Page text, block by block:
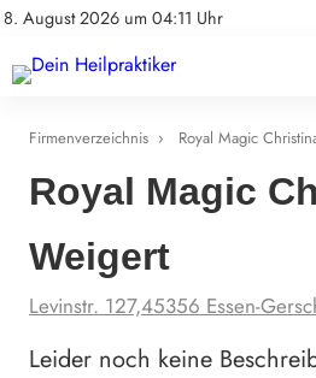
8. August 2026 um 04:11 Uhr
Impressum
Natürliche Medizin
Heilpflanzen & Kräuterkunde
Firmenverzeichnis › Royal Magic
Royal Magic
Weigert
Levinstr. 127,45356 Essen-
Leider noch keine